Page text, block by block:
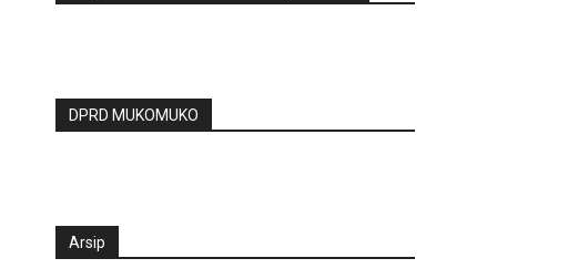
DPRD MUKOMUKO
Arsip